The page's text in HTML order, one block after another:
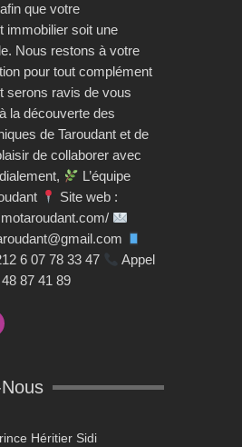
que votre
immobilier soit une
Nous restons à votre
pour tout complément
serons ravis de vous
la découverte des
de Taroudant et de
de collaborer avec
L’équipe
Site web :
6 07 78 33 47
Appel
87 41 89
Héritier Sidi